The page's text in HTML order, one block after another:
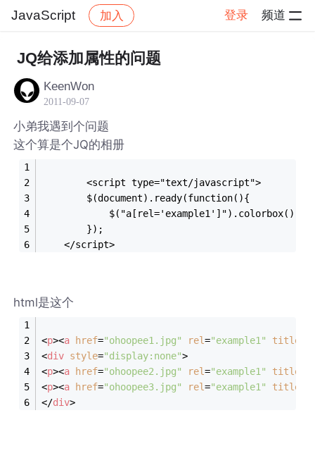
JavaScript 加入 登录 频道
社区 JavaScript 帖子详情
JQ给添加属性的问题
KeenWon
2011-09-07
小弟我遇到个问题
这个算是个JQ的相册
        <script type="text/javascript">
		$(document).ready(function(){
		    $("a[rel='example1']").colorbox();
		});
	</script>
html是这个
<p><a href="ohoopee1.jpg" rel="example1" title
<div style="display:none">
<p><a href="ohoopee2.jpg" rel="example1" title
<p><a href="ohoopee3.jpg" rel="example1" title
</div>